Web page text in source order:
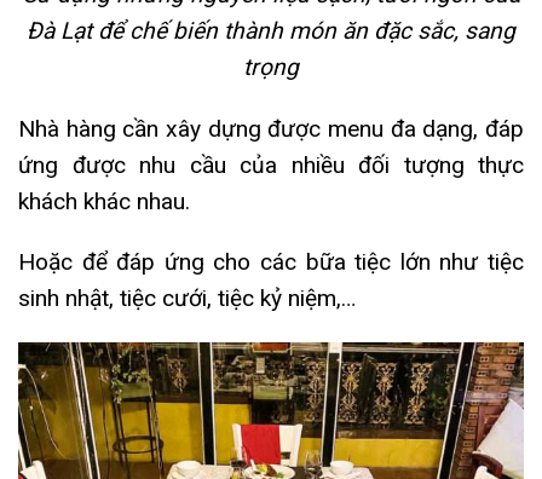
Đà Lạt để chế biến thành món ăn đặc sắc, sang
trọng
Nhà hàng cần xây dựng được menu đa dạng, đáp
ứng được nhu cầu của nhiều đối tượng thực
khách khác nhau.
Hoặc để đáp ứng cho các bữa tiệc lớn như tiệc
sinh nhật, tiệc cưới, tiệc kỷ niệm,…